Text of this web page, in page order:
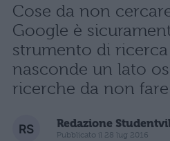
Cose da non
Google è
strumento di
nasconde un lato
ricerche da non
Redazione
Pubblicato il 28 lug 2016